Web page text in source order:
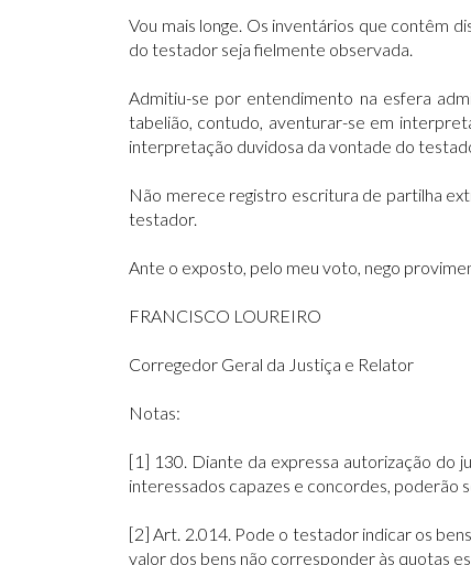
Vou mais longe. Os inventários que contêm
do testador seja fielmente observada.
Admitiu-se por entendimento na esfera
tabelião, contudo, aventurar-se em
interpretação duvidosa da vontade do
Não merece registro escritura de partilha
testador.
Ante o exposto, pelo meu voto, nego
FRANCISCO LOUREIRO
Corregedor Geral da Justiça e Relator
Notas:
[1] 130. Diante da expressa autorização do
interessados capazes e concordes, poderão
[2] Art. 2.014. Pode o testador indicar os
valor dos bens não corresponder às quotas